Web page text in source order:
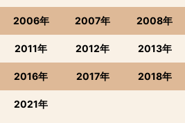
2006年 2007年 2008年
2011年 2012年 2013年
2016年 2017年 2018年
2021年